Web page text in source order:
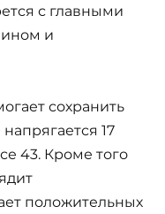
с главными
и
сохранить
17
43. Кроме того
положительных